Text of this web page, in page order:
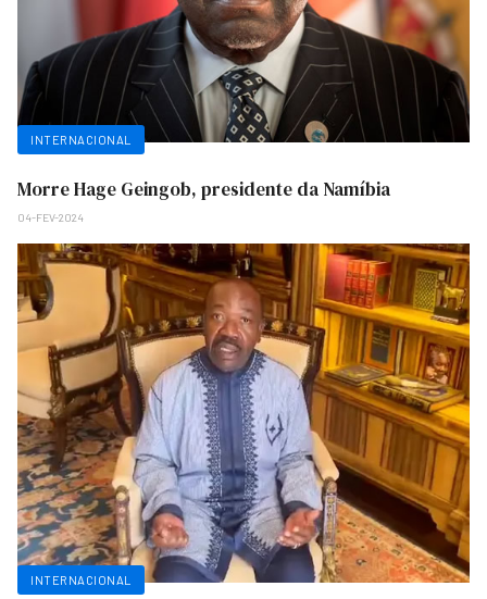
INTERNACIONAL
Morre Hage Geingob, presidente da Namíbia
04-FEV-2024
INTERNACIONAL